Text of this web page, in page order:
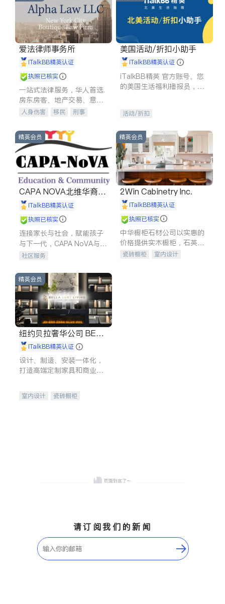
爱法律师事务所
iTalkBB精英认证
执照已核实
一站式法律服务，华人首选.
房东房客、地产交易、意外
伤害、车祸重伤、商业诉
建筑合同、刑事案件全包办
人身伤害 移民
刑事
信托/遗嘱
商业
索赔
律师-其它 保释
美国活动/折扣小助手
iTalkBB精英认证
iTalkBB精英 官方账号。您
的美国生活福利播报员，精
专属福利。
活动/折扣
精英会员
CAPA NOVA北维华裔家
长会iTalkBB精英认证
执照已核实
连接家长与社会，赋能孩子
与下一代，CAPA NoVA与您
携手建设包容、公平、充满
社区服务
精英会员
2Win Cabinetry Inc.
iTalkBB精英认证
执照已核实
中华橱柜石材公司以实惠的
价格提供实木橱柜，石英石
台面，多种优质不锈钢水
瓷砖橱柜
室内设计
精英会员
纽约贝拉奢华公司 BELL
A LUXE
iTalkBB精英认证
设计、制造、安装一体化，
打造高端定制家具和商业空
室内设计
瓷砖橱柜
请订阅我们的新闻